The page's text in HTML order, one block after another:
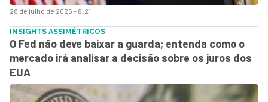
28 de julho de 2026 - 8:21
INSIGHTS ASSIMÉTRICOS
O Fed não deve baixar a guarda; entenda como o
mercado irá analisar a decisão sobre os juros dos
EUA